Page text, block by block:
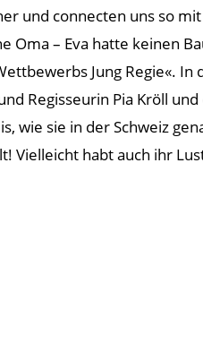
und connecten uns so
Oma – Eva hatte keinen
Jung Regie«.
Regisseurin Pia Kröll
wie sie in der Schweiz
Vielleicht habt auch ihr